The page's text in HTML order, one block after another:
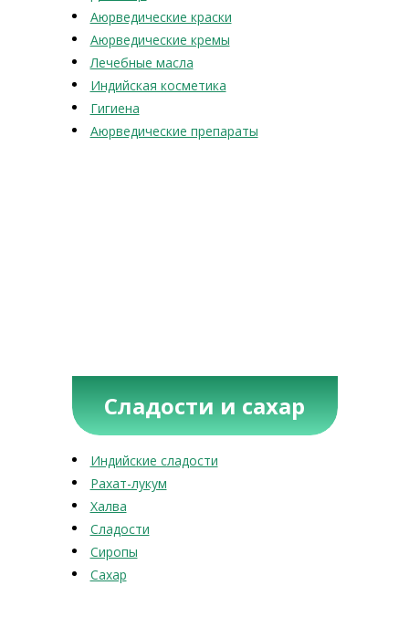
Аюрведические краски
Аюрведические кремы
Лечебные масла
Индийская косметика
Гигиена
Аюрведические препараты
Сладости и сахар
Индийские сладости
Рахат-лукум
Халва
Сладости
Сиропы
Сахар